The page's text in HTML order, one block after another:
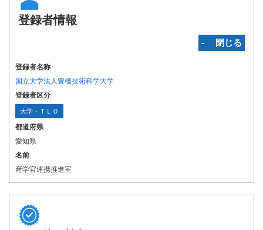
登録者情報
‐ 閉じる
登録者名称
国立大学法人豊橋技術科学大学
登録者区分
大学・ＴＬＯ
都道府県
愛知県
名前
産学官連携推進室